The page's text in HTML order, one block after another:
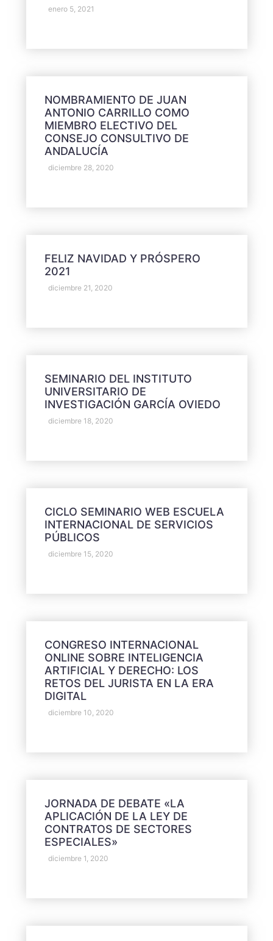
enero 5, 2021
NOMBRAMIENTO DE JUAN
ANTONIO CARRILLO COMO
MIEMBRO ELECTIVO DEL
CONSEJO CONSULTIVO DE
ANDALUCÍA
diciembre 28, 2020
FELIZ NAVIDAD Y PRÓSPERO
2021
diciembre 21, 2020
SEMINARIO DEL INSTITUTO
UNIVERSITARIO DE
INVESTIGACIÓN GARCÍA OVIEDO
diciembre 18, 2020
CICLO SEMINARIO WEB ESCUELA
INTERNACIONAL DE SERVICIOS
PÚBLICOS
diciembre 15, 2020
CONGRESO INTERNACIONAL
ONLINE SOBRE INTELIGENCIA
ARTIFICIAL Y DERECHO: LOS
RETOS DEL JURISTA EN LA ERA
DIGITAL
diciembre 10, 2020
JORNADA DE DEBATE «LA
APLICACIÓN DE LA LEY DE
CONTRATOS DE SECTORES
ESPECIALES»
diciembre 1, 2020